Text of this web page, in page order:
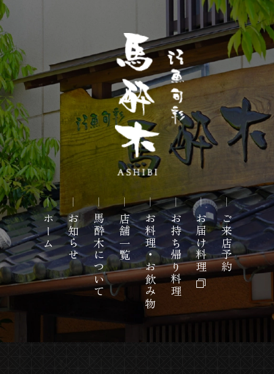
日本料理 活魚旬
彩 馬酔木 | 鹿児
島姶良市、霧島
市の日本料理店
ホーム お知らせ馬酔木について店舗一覧お料理・お飲み物お持ち帰り料理お届け料理ご来店予約